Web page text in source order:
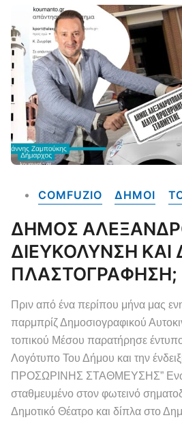
COMFUZIO ΔΗΜΟΙ
ΔΗΜΟΣ
ΔΙΕΥΚΟΛΥΝΣΗ
ΠΛΑΣΤΟΓΡΑΦΗΣΗ;
Πριν από ένα περίπου μήνα μας
παρμπρίζ Δημοσιογραφικού
τοπικού Μέσου παρατήρησε
Λογότυπο Του Δήμου και την
ΠΡΟΣΩΡΙΝΗΣ ΣΤΑΘΜΕΥΣΗΣ” Ενώ
σταθμευμένο στον φωτεινό
Δημοτικό Θέατρο και δίπλα στο